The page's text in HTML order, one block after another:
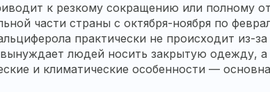
к резкому сокращению или полному
части страны с октября-ноября по
практически не происходит из-
людей носить закрытую одежду,
и климатические особенности —